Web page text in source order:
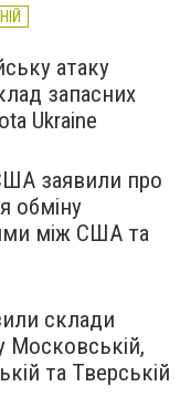
атаку
запасних
Ukraine
заявили про
обміну
між США та
склади
Московській,
та Тверській